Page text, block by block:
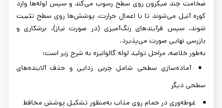
ضخامت چند میکرون روی سطح رسوب می‌کند و سپس لوله‌ها وارد
کوره آنیل می‌شوند تا با اعمال حرارت، پوشش‌ها روی سطح تثبیت
شوند. سپس فرآیندهای رنگ‌آمیزی (در صورت نیاز)، برشکاری و
بازرسی نهایی صورت می‌پذیرد.
به‌طور خلاصه، مراحل تولید لوله گالوانیزه به شرح زیر است:
آماده‌سازی سطحی شامل چربی زدایی و حذف آلاینده‌های
سطحی دیگر
غوطه‌وری در حمام روی مذاب به‌منظور تشکیل پوشش محافظ